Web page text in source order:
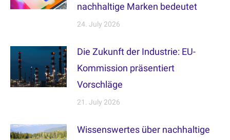
nachhaltige Marken bedeutet
24. July 2026
Die Zukunft der Industrie: EU-
Kommission präsentiert
Vorschläge
21. July 2026
Wissenswertes über nachhaltige